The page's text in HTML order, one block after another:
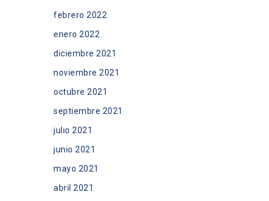
febrero 2022
enero 2022
diciembre 2021
noviembre 2021
octubre 2021
septiembre 2021
julio 2021
junio 2021
mayo 2021
abril 2021